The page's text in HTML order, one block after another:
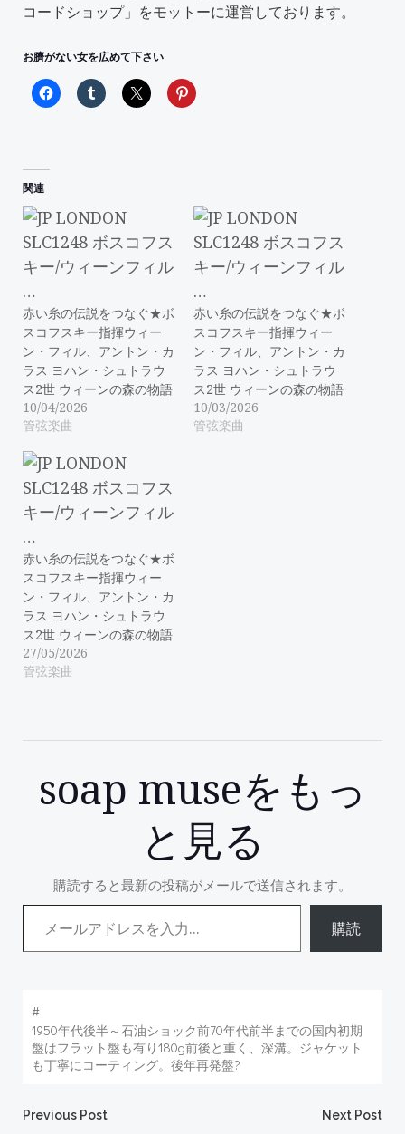
コードショップ」をモットーに運営しております。
お臍がない女を広めて下さい
関連
赤い糸の伝説をつなぐ★ボ
スコフスキー指揮ウィー
ン・フィル、アントン・カ
ラス ヨハン・シュトラウ
ス2世 ウィーンの森の物語
10/04/2026
管弦楽曲
赤い糸の伝説をつなぐ★ボ
スコフスキー指揮ウィー
ン・フィル、アントン・カ
ラス ヨハン・シュトラウ
ス2世 ウィーンの森の物語
10/03/2026
管弦楽曲
赤い糸の伝説をつなぐ★ボ
スコフスキー指揮ウィー
ン・フィル、アントン・カ
ラス ヨハン・シュトラウ
ス2世 ウィーンの森の物語
27/05/2026
管弦楽曲
soap museをもっ
と見る
購読すると最新の投稿がメールで送信されます。
メールアドレスを入力...
購読
#
1950年代後半～石油ショック前70年代前半までの国内初期
盤はフラット盤も有り180g前後と重く、深溝。ジャケット
も丁寧にコーティング。後年再発盤?
Previous Post Next Post